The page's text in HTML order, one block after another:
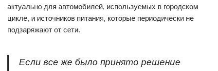
актуально для автомобилей, используемых в городском
цикле, и источников питания, которые периодически не
подзаряжают от сети.
Если все же было принято решение